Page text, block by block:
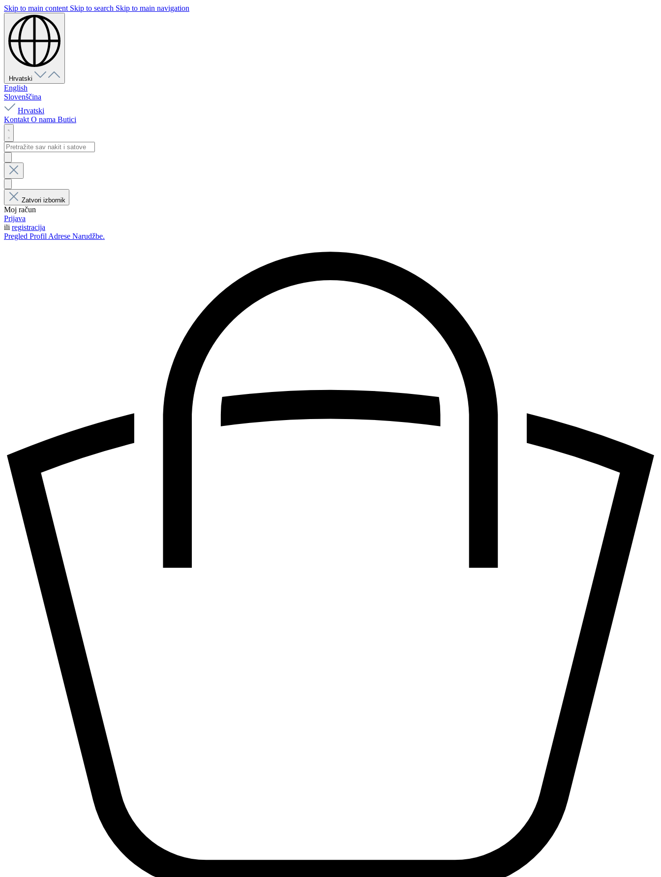
Skip to main content Skip to search Skip to main navigation
Hrvatski
English
Slovenščina
Hrvatski
Kontakt O nama Butici
Zatvori izbornik
Moj račun
Prijava
ili registracija
Pregled Profil Adrese Narudžbe.